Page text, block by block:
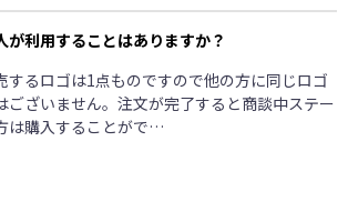
が利用することはありますか？
するロゴは1点ものですので他の方に同じロゴ
ございません。注文が完了すると商談中ステー
は購入することがで…